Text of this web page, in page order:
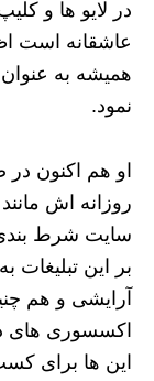
در لایو ها و
عاشقانه است
همیشه به
نمود.
او هم اکنون
روزانه اش
سایت شرط بندی
بر این تبلیغات
آرایشی و هم
اکسسوری های
این ها برای